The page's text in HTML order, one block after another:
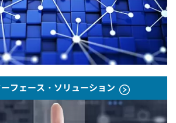
フェース・ソリューション